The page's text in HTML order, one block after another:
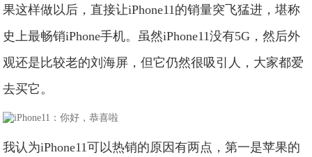
果这样做以后，直接让iPhone11的销量突飞猛进，堪称
史上最畅销iPhone手机。虽然iPhone11没有5G，然后外
观还是比较老的刘海屏，但它仍然很吸引人，大家都爱
去买它。
我认为iPhone11可以热销的原因有两点，第一是苹果的